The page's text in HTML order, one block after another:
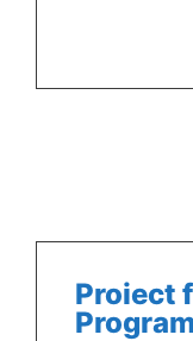
Proiect